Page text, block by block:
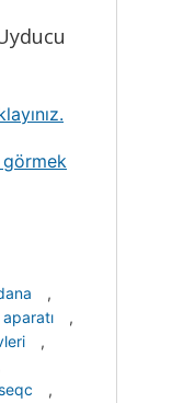
,
aparatı
,
,
,